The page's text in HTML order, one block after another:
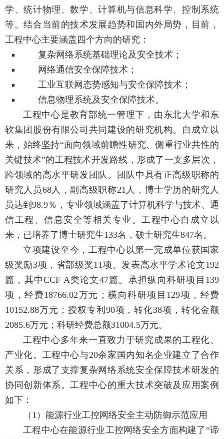
学、统计物理、数学、计算机与信息科学、控制系统
等。结合当前的技术发展趋势和国内外局势，目前，
工程中心主要涵盖四个方向的研究：
复杂网络系统基础理论及安全技术；
网络通信安全保障技术；
工业互联网态势感知与安全保障技术；
信息物理系统及安全保障技术。
工程中心是教育部统一管理下，由东北大学和东
软集团股份有限公司共同建设的研究机构。自成立以
来，始终坚持“面向领域前瞻性研究、侧重行业共性的
关键技术”的工程技术开发路线，形成了一支多层次，
跨领域的高水平研发团队。团队中具有正高级职称的
研究人员68人，副高级职称21人，博士学历的研究人
员达到98.9％，专业领域涵盖了计算机科学与技术、通
信工程、信息安全等相关专业。工程中心自成立以
来，已培养了博士研究生133名，硕士研究生847名。
立项建设至今，工程中心以第一完成单位获国家
级奖励3项，省部级奖11项。发表高水平学术论文192
篇，其中CCF A类论文47篇。承担纵向科研项目139
项，经费18766.02万元；横向科研项目129项，经费
10152.88万元；授权专利90项，转化38项，转化金额
2085.6万元；科研经费总额31004.5万元。
工程中心多年来一直致力于研究成果的工程化、
产业化。工程中心与20余家国内知名企业建立了合作
关系，形成了支撑复杂网络系统安全保障技术研发的
协同创新体系。工程中心的重大技术突破及应用案例
如下：
（1）能源行业工控网络安全主动防御示范应用
工程中心在能源行业工控网络安全方面构建了“谛